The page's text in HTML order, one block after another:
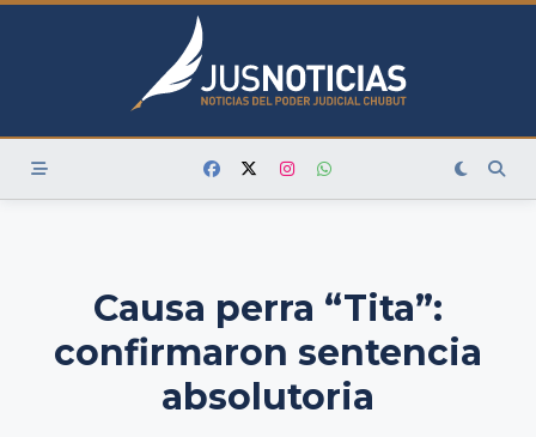
Skip
Causa perra “Tita”:
confirmaron sentencia
absolutoria